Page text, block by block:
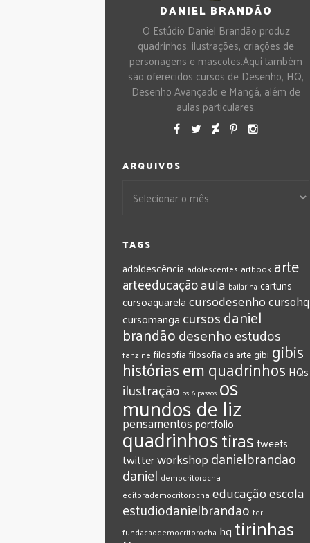
DANIEL BRANDÃO
O Estúdio Daniel Brandão produz
quadrinhos, ilustrações, criações de
personagens e mascotes.Aqui também
são oferecidos cursos de Desenho, HQ,
Desenho Avançado e Mangá, além de
aulas particulares.
ARQUIVOS
TAGS
adoldescência adolescentes artbook arte
arteeducaçãoaula bailarina cartuns
cursoaquarelacursodesenhocursohq
cursomanga cursosdaniel
brandãodesenhoestudos
fanzine filosofia filosofia da arte gibi gibis
histórias em quadrinhos HQs
ilustração os 6 passos os
mundos de liz
pensamentosportfolio
quadrinhostirastweets
twitterworkshop‎danielbrandao‬
‎daniel‬ ‎democritorocha
‎editorademocritorocha ‎educação‎escola
‎estudiodanielbrandao ‎fdr
‎fundacaodemocritorocha ‎hq ‎tirinhas